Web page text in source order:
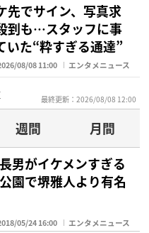
でサイン、写真求
到も…スタッフに事
いた“粋すぎる通達”
08/08 11:00 エンタメニュース
最終更新：2026/08/08 12:00
週間
月間
男がイケメンすぎる
園で堺雅人より有名
05/24 16:00 エンタメニュース